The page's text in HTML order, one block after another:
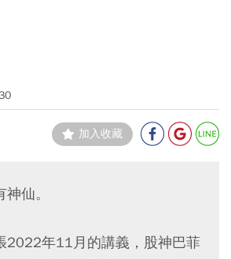
加入收藏
仙。
2022年11月的講義，股神巴菲